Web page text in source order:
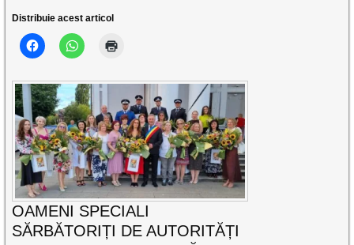
Distribuie acest articol
OAMENI SPECIALI
SĂRBĂTORIȚI DE AUTORITĂȚI